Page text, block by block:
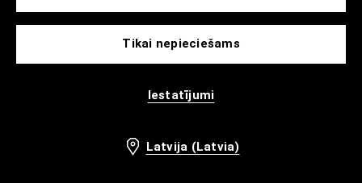
Tikai nepieciešams
Iestatījumi
Latvija (Latvia)